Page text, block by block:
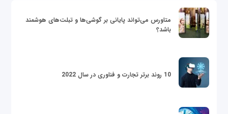
متاورس می‌تواند پایانی بر گوشی‌ها و تبلت‌های هوشمند
باشد؟
10 روند برتر تجارت و فناوری در سال 2022